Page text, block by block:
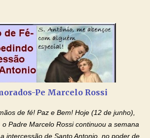
Momento de Fé, pela cura dos
relacionamento está doente? Você está
o Momento de Fé e entre nesta corrente
d eixe o Amor Ágape de Jesus curar e
relacionamento. Adriana-Devoção e Fé
envolvimento de outras pessoas no
minaram, espiritualmente, a relação do
o seu esposo ou esposa diante de
restaura os laços ...
Pe Marcelo Rossi
de fé! Paz e Bem! Hoje (12 de junho),
Padre Marcelo Rossi continuou a semana
intercessão de Santo Antonio, no poder de